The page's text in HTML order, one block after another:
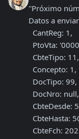
''Próximo
Datos a